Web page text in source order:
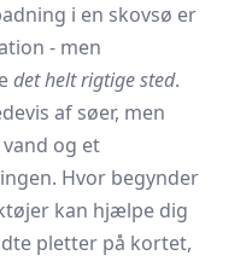
i en skovsø er
- men
det helt rigtige sted.
af søer, men
og et
Hvor begynder
kan hjælpe dig
pletter på kortet,